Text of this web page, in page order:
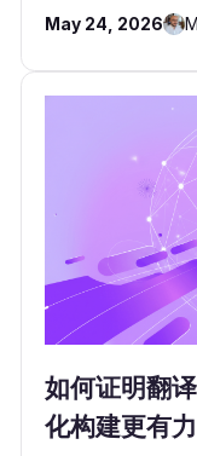
May 24, 2026
如何证明翻
化构建更有